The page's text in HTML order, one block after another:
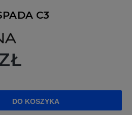
C3
DO KOSZYKA